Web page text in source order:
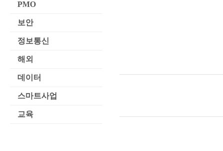
PMO
보안
정보통신
해외
데이터
스마트사업
교육